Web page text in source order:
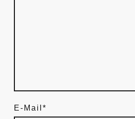
E-Mail *